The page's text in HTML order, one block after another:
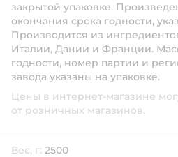
закрытой упаковке.
окончания срока годности,
Производится из
Италии, Дании и Франции.
годности, номер партии и
завода указаны на упаковке.
Цены в интернет-магазине
от розничных магазинов.
Вес, г: 2500